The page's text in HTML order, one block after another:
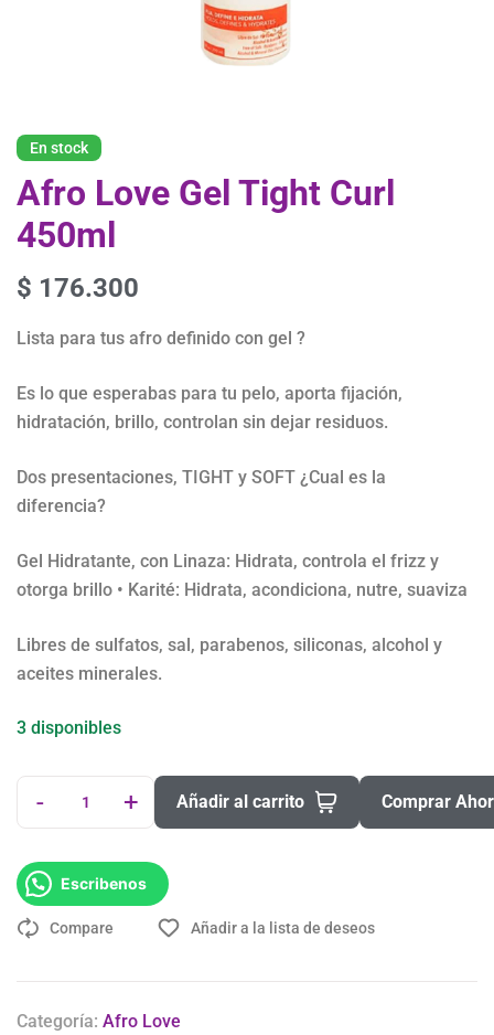
En stock
Afro Love Gel Tight Curl
450ml
$ 176.300
Lista para tus afro definido con gel ?
Es lo que esperabas para tu pelo, aporta fijación,
hidratación, brillo, controlan sin dejar residuos.
Dos presentaciones, TIGHT y SOFT ¿Cual es la
diferencia?
Gel Hidratante, con Linaza: Hidrata, controla el frizz y
otorga brillo • Karité: Hidrata, acondiciona, nutre, suaviza
Libres de sulfatos, sal, parabenos, siliconas, alcohol y
aceites minerales.
3 disponibles
- + Añadir al carrito Comprar
Escribenos
Compare Añadir a la lista de deseos
Categoría: Afro Love